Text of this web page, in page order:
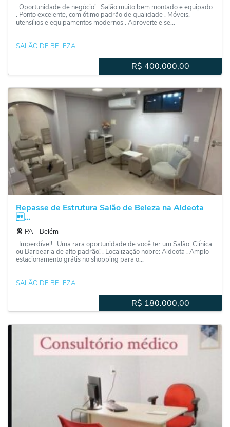
. Oportunidade de negócio! . Salão muito bem montado e equipado
. Ponto excelente, com ótimo padrão de qualidade . Móveis,
utensílios e equipamentos modernos . Aproveite e se...
SALÃO DE BELEZA
R$ 400.000,00
Repasse de Estrutura Salão de Beleza na Aldeota
...
PA ‐ Belém
. Imperdível! . Uma rara oportunidade de você ter um Salão, Clínica
ou Barbearia de alto padrão! . Localização nobre: Aldeota . Amplo
estacionamento grátis no shopping para o...
SALÃO DE BELEZA
R$ 180.000,00